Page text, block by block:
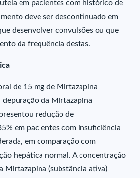
em pacientes com histórico de
deve ser descontinuado em
desenvolver convulsões ou que
da frequência destas.
de 15 mg de Mirtazapina
depuração da Mirtazapina
redução de
em pacientes com insuficiência
em comparação com
hepática normal. A concentração
Mirtazapina (substância ativa)